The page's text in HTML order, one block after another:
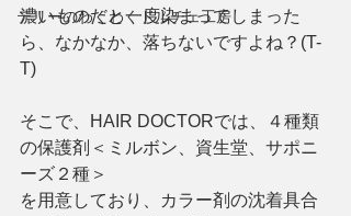
テリーのわくわくドルチェ工房
濃いものだと一度染まってしまった
ら、なかなか、落ちないですよね？(T-
T)
そこで、HAIR DOCTORでは、４種類
の保護剤＜ミルボン、資生堂、サポニ
ーズ２種＞
を用意しており、カラー剤の沈着具合